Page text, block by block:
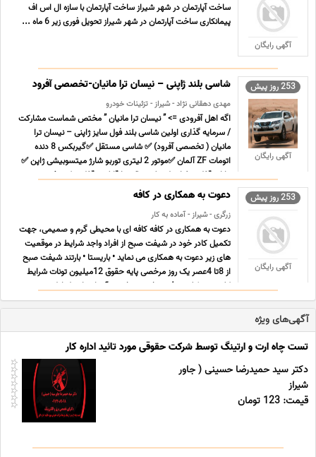
آگهی رایگان
ساخت آپارتمان در شهر شیراز ساخت آپارتمان با سازه ال اس اف
پیمانکاری ساخت آپارتمان در شهر شیراز تحویل فوری زیر 6 ماه ...
253 روز پیش
آگهی رایگان
شاسی بلند ژاپنی – نیسان ترا مانیان-تخصصی آفرود
مهدی دهقانی نژاد - شیراز - تزئینات خودرو
اگه اهل آفرودی => ” نیسان ترا مانیان ” مختص شماست مشارکت
/ سرمایه گذاری اولین شاسی بلند فول سایز ژاپنی – نیسان ترا
مانیان ( تخصصی آفرود) ✅ شاسی مستقل ✅گیربکس 8 دنده
اتومات ZF آلمان ✅موتور 2 لیتری توربو شارژ میتسوبیشی ژاپن ✅
دارای قفل دیفرانسل جلو و عقب با قابلیت قفل مرکزی ✅ سی ...
...
253 روز پیش
آگهی رایگان
دعوت به همکاری در کافه
زرگری - شیراز - آماده به کار
دعوت به همکاری در کافه کافه ای با محیطی گرم و صمیمی، جهت
تکمیل کادر خود در شیفت صبح از افراد واجد شرایط در موقعیت
های زیر دعوت به همکاری می نماید • باریستا • بارتند شیفت صبح
از 8تا 4عصر یک روز مرخصی پایه حقوق 12میلیون تونات شرایط
کلی • مسئولیت پذیر و خوش برخورد • آشنا به اصول اول ... ...
آگهی‌های ویژه
تست چاه ارت و ارتینگ توسط شرکت حقوقی مورد تائید اداره کار
دکتر سید حمیدرضا حسینی ( جاور
شیراز
قیمت: 123 تومان